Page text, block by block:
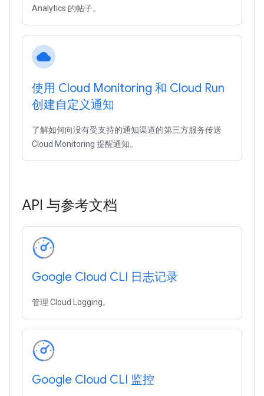
Analytics 的帖子。
cloud
使用 Cloud Monitoring 和 Cloud Run
创建自定义通知
了解如何向没有受支持的通知渠道的第三方服务传送
Cloud Monitoring 提醒通知。
API 与参考文档
Google Cloud CLI 日志记录
管理 Cloud Logging。
Google Cloud CLI 监控